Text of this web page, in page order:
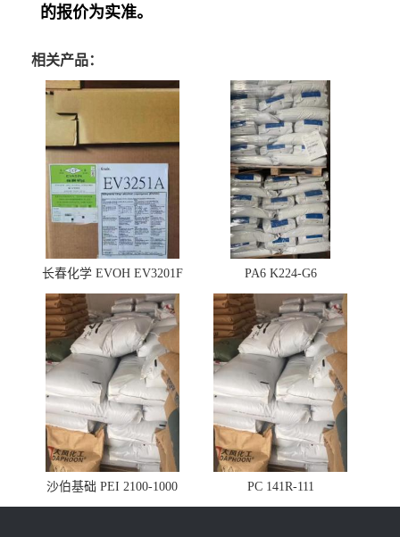
的报价为实准。
相关产品：
长春化学 EVOH EV3201F PA6 K224-G6
沙伯基础 PEI 2100-1000 PC 141R-111